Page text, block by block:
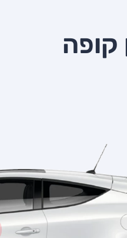
קופה